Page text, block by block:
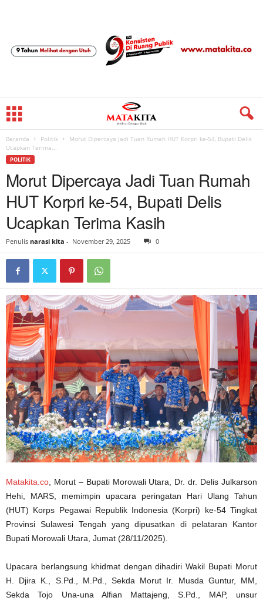
Beranda Politik
Morut Dipercaya Jadi Tuan Rumah HUT Korpri ke-54, Bupati Delis
Ucapkan Terima...
POLITIK
Morut Dipercaya Jadi Tuan Rumah
HUT Korpri ke-54, Bupati Delis
Ucapkan Terima Kasih
Penulis narasi kita - November 29, 2025 0
Matakita.co, Morut – Bupati Morowali Utara, Dr. dr. Delis Julkarson
Hehi, MARS, memimpin upacara peringatan Hari Ulang Tahun
(HUT) Korps Pegawai Republik Indonesia (Korpri) ke-54 Tingkat
Provinsi Sulawesi Tengah yang dipusatkan di pelataran Kantor
Bupati Morowali Utara, Jumat (28/11/2025).
Upacara berlangsung khidmat dengan dihadiri Wakil Bupati Morut
H. Djira K., S.Pd., M.Pd., Sekda Morut Ir. Musda Guntur, MM,
Sekda Tojo Una-una Alfian Mattajeng, S.Pd., MAP, unsur